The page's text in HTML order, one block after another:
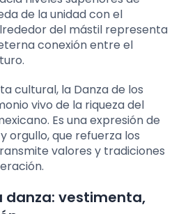
de la unidad con el
del mástil representa
conexión entre el
cultural, la Danza de los
vivo de la riqueza del
Es una expresión de
orgullo, que refuerza los
valores y tradiciones
danza: vestimenta,